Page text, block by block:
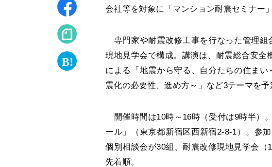
会社等を対象に「マンション耐震セミナー
専門家や耐震改修工事を行なった管理組
現地見学会で構成。講演は、耐震総合安全
による「地震から守る、自分たちの住ま
震化の必要性、進め方～」など3テーマを予
開催時間は10時～16時（受付は9時半）
ール」（東京都新宿区西新宿2-8-1）。参
個別相談会が30組、耐震改修現地見学会（
先着順。